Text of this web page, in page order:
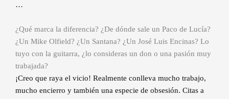
…
¿Qué marca la diferencia? ¿De dónde sale un Paco de Lucía?
¿Un Mike Olfield? ¿Un Santana? ¿Un José Luis Encinas? Lo
tuyo con la guitarra, ¿lo consideras un don o una pasión muy
trabajada?
¡Creo que raya el vicio! Realmente conlleva mucho trabajo,
mucho encierro y también una especie de obsesión. Citas a